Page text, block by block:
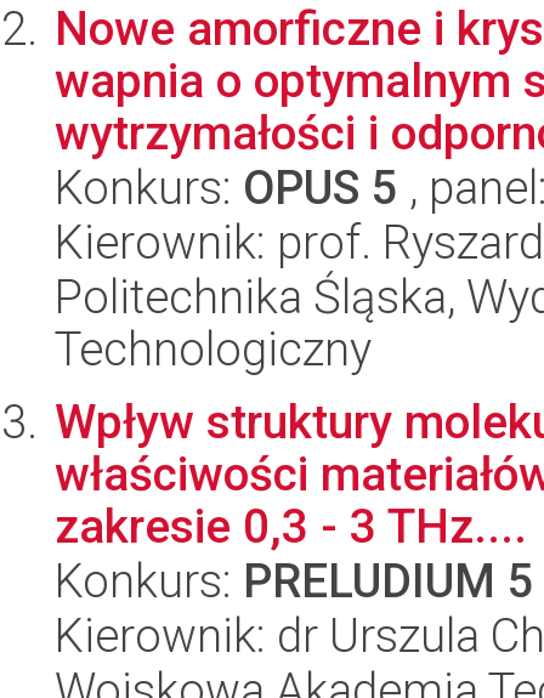
Nowe amorficzne i
wapnia o optymalnym
wytrzymałości i
Konkurs: OPUS 5 ,
Kierownik: prof.
Politechnika Śląska,
Technologiczny
Wpływ struktury
właściwości
zakresie 0,3 - 3 THz....
Konkurs: PRELUDIUM 5
Kierownik: dr Urszula